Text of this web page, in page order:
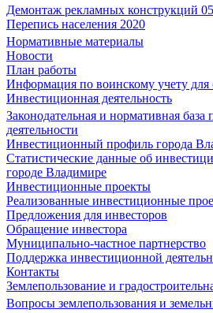
Демонтаж рекламных конструкций
Перепись населения 2020
Нормативные материалы
Новости
План работы
Информация по воинскому учету для
Инвестиционная деятельность
Законодательная и нормативная
деятельности
Инвестиционный профиль города
Статистические данные об
городе Владимире
Инвестиционные проекты
Реализованные инвестиционные
Предложения для инвесторов
Обращение инвестора
Муниципально-частное партнерство
Поддержка инвестиционной
Контакты
Землепользование и
Вопросы землепользования и